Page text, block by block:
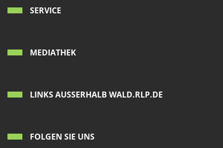
SERVICE
MEDIATHEK
LINKS AUSSERHALB WALD.RLP.DE
FOLGEN SIE UNS